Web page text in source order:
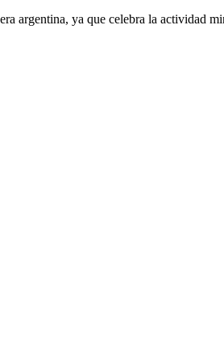
argentina, ya que celebra la actividad